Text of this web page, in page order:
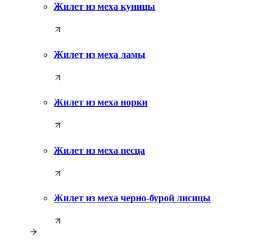
Жилет из меха куницы
Жилет из меха ламы
Жилет из меха норки
Жилет из меха песца
Жилет из меха черно-бурой лисицы